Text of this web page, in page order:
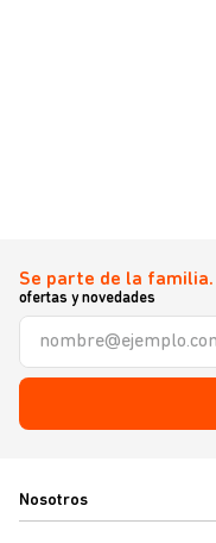
Se parte de la familia.
ofertas y novedades
Nosotros